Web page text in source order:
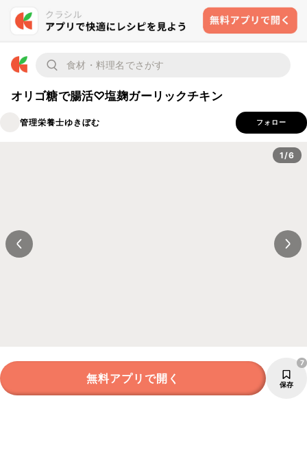
オリゴ糖で腸活♡塩麹ガーリックチキン
管理栄養士ゆきぼむ フォロー
1/6
無料アプリで開く 保存
7